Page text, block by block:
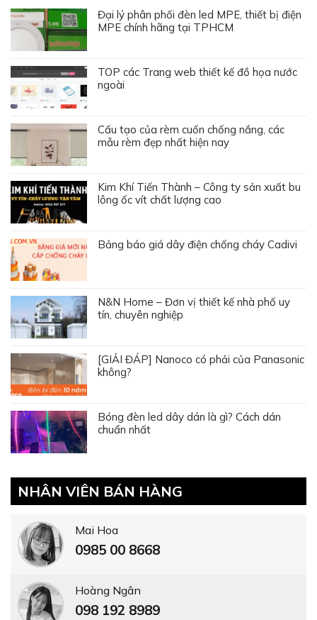
Đại lý phân phối đèn led MPE, thiết bị điện
MPE chính hãng tại TPHCM
TOP các Trang web thiết kế đồ họa nước
ngoài
Cấu tạo của rèm cuốn chống nắng, các
mẫu rèm đẹp nhất hiện nay
Kim Khí Tiến Thành – Công ty sản xuất bu
lông ốc vít chất lượng cao
Bảng báo giá dây điện chống cháy Cadivi
N&N Home – Đơn vị thiết kế nhà phố uy
tín, chuyên nghiệp
[GIẢI ĐÁP] Nanoco có phải của Panasonic
không?
Bóng đèn led dây dán là gì? Cách dán
chuẩn nhất
NHÂN VIÊN BÁN HÀNG
Mai Hoa
0985 00 8668
Hoàng Ngân
098 192 8989